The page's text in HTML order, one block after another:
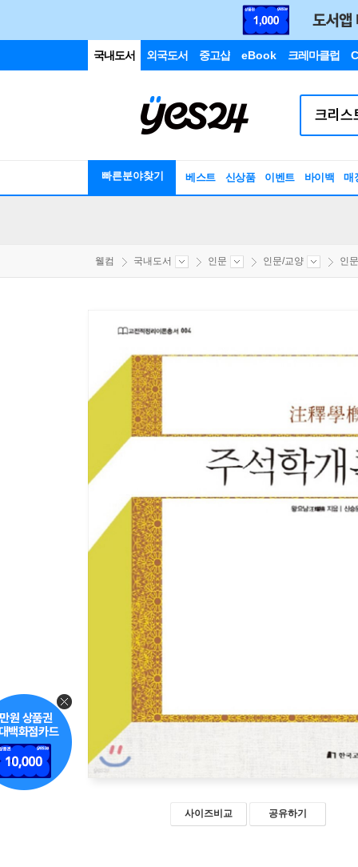
국내도서 외국도서 중고샵 eBook 크레마클럽
빠른분야찾기 베스트 신상품 이벤트 바이백 매
웰컴 국내도서 인문 인문/교양 인
사이즈비교 공유하기